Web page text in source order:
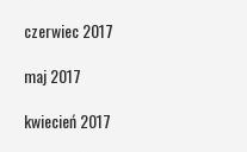
czerwiec 2017
maj 2017
kwiecień 2017